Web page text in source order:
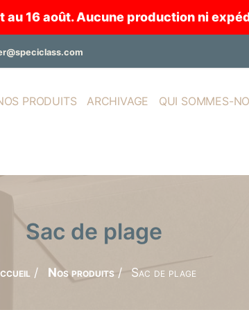
au 16 août. Aucune production ni
PRODUITS ARCHIVAGE QUI SOMMES-
Sac de plage
Nos produits Sac de plage